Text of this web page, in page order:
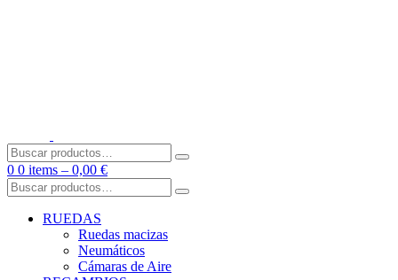
Buscar
por:
0 0 items – 0,00 €
Buscar
por:
RUEDAS
Ruedas macizas
Neumáticos
Cámaras de Aire